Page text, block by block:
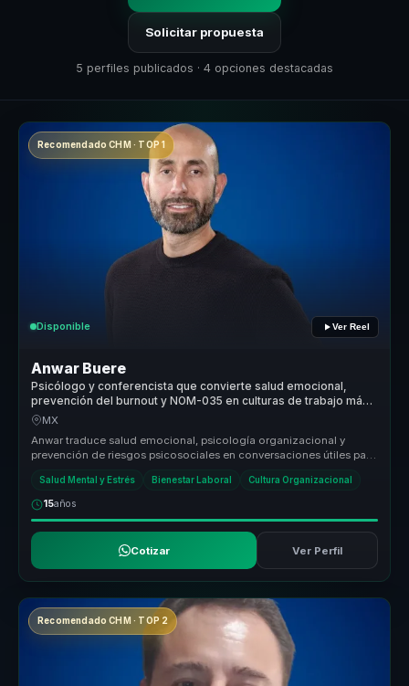
Solicitar propuesta
5 perfiles publicados · 4 opciones destacadas
Recomendado CHM · TOP 1
Disponible Ver Reel
Anwar Buere
Psicólogo y conferencista que convierte salud emocional,
prevención del burnout y NOM-035 en culturas de trabajo más
humanas.
MX
Anwar traduce salud emocional, psicología organizacional y
prevención de riesgos psicosociales en conversaciones útiles para
Salud Mental y Estrés Bienestar Laboral Cultura Organizacional
15años
Cotizar Ver Perfil
Recomendado CHM · TOP 2